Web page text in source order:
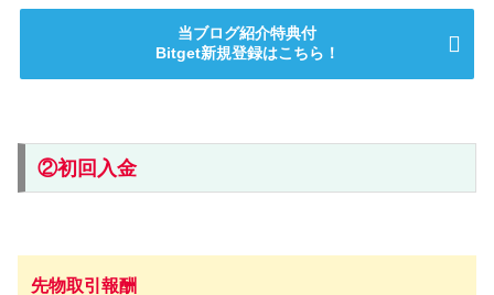
当ブログ紹介特典付
Bitget新規登録はこちら！
②初回入金
先物取引報酬